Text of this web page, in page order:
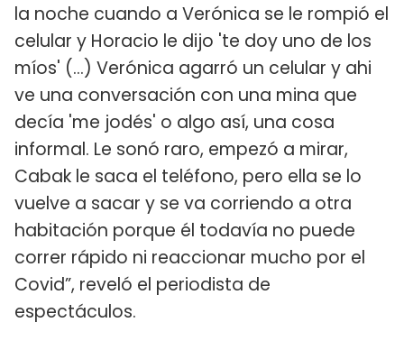
la noche cuando a Verónica se le rompió el
celular y Horacio le dijo 'te doy uno de los
míos' (...) Verónica agarró un celular y ahi
ve una conversación con una mina que
decía 'me jodés' o algo así, una cosa
informal. Le sonó raro, empezó a mirar,
Cabak le saca el teléfono, pero ella se lo
vuelve a sacar y se va corriendo a otra
habitación porque él todavía no puede
correr rápido ni reaccionar mucho por el
Covid”, reveló el periodista de
espectáculos.